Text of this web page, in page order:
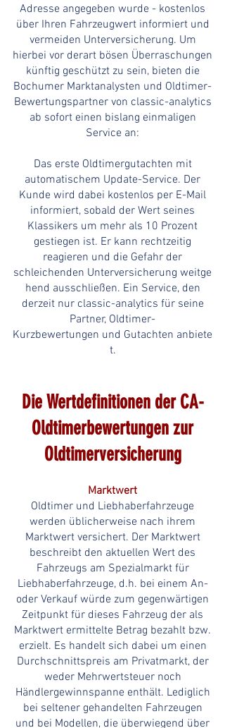
Adresse angegeben wurde - kostenlos
über Ihren Fahrzeugwert informiert und
vermeiden Unterversicherung. Um
hierbei vor derart bösen Überraschungen
künftig geschützt zu sein, bieten die
Bochumer Marktanalysten und Oldtimer-
Bewertungspartner von classic-analytics
ab sofort einen bislang einmaligen
Service an:
Das erste Oldtimergutachten mit
automatischem Update-Service. Der
Kunde wird dabei kostenlos per E-Mail
informiert, sobald der Wert seines
Klassikers um mehr als 10 Prozent
gestiegen ist. Er kann rechtzeitig
reagieren und die Gefahr der
schleichenden Unterversicherung weitge
hend ausschließen. Ein Service, den
derzeit nur classic-analytics für seine
Partner, Oldtimer-
Kurzbewertungen und Gutachten anbiete
t.
Die Wertdefinitionen der CA-
Oldtimerbewertungen zur
Oldtimerversicherung
Marktwert
Oldtimer und Liebhaberfahrzeuge
werden üblicherweise nach ihrem
Marktwert versichert. Der Marktwert
beschreibt den aktuellen Wert des
Fahrzeugs am Spezialmarkt für
Liebhaberfahrzeuge, d.h. bei einem An-
oder Verkauf würde zum gegenwärtigen
Zeitpunkt für dieses Fahrzeug der als
Marktwert ermittelte Betrag bezahlt bzw.
erzielt. Es handelt sich dabei um einen
Durchschnittspreis am Privatmarkt, der
weder Mehrwertsteuer noch
Händlergewinnspanne enthält. Lediglich
bei seltener gehandelten Fahrzeugen
und bei Modellen, die überwiegend über